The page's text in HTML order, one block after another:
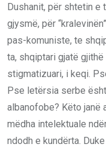
Dushanit, për shtetin e
gjysmë, për
pas-komuniste, te
ta, shqiptari gjatë
stigmatizuari, i keqi.
Pse letërsia serbe
albanofobe? Këto janë
mëdha intelektuale
ndodh e kundërta.